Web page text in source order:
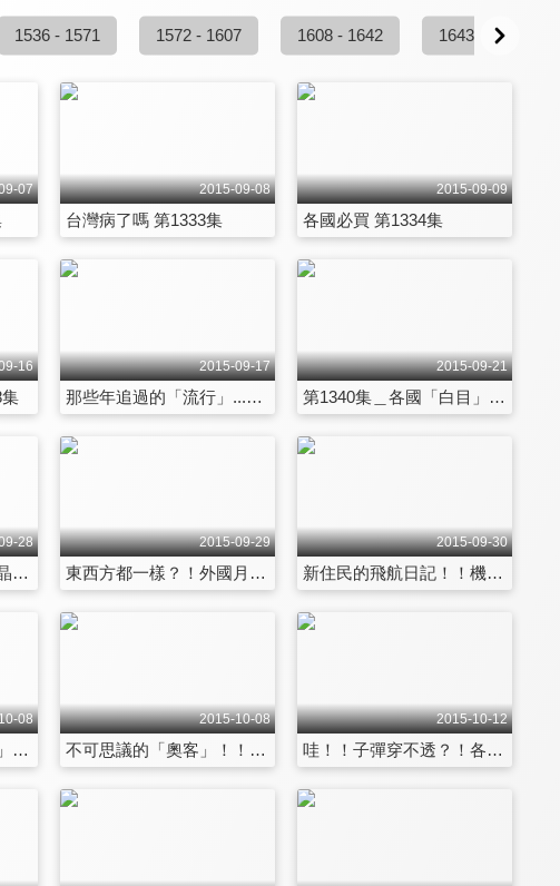
1536 - 1571 1572 - 1607 1608 - 1642 1643 - 1678
07 2015-09-08
台灣病了嗎 第1333集
2015-09-09
各國必買 第1334集
16 2015-09-17
那些年追過的「流行」...各國時尚這麼一回事？ 第1339集
2015-09-21
第1340集＿各國「白目」大集合！！ 嚇！！新住民如此理解...
28
一「閃」一「閃」亮晶晶？！老夫老妻甜蜜之道！！ 第1344集
2015-09-29
東西方都一樣？！外國月亮比較圓？！ 第1345集
2015-09-30
新住民的飛航日記！！機場讓我淪陷了？！ 第1346集
08
各國交通「行」「不行」？！讓人火大的用路習慣？！ 第1350集
2015-10-08
不可思議的「奧客」！！台灣人怎麼了？！ 第1351集
2015-10-12
哇！！子彈穿不透？！各國「超厚臉皮」！！ 第1352集